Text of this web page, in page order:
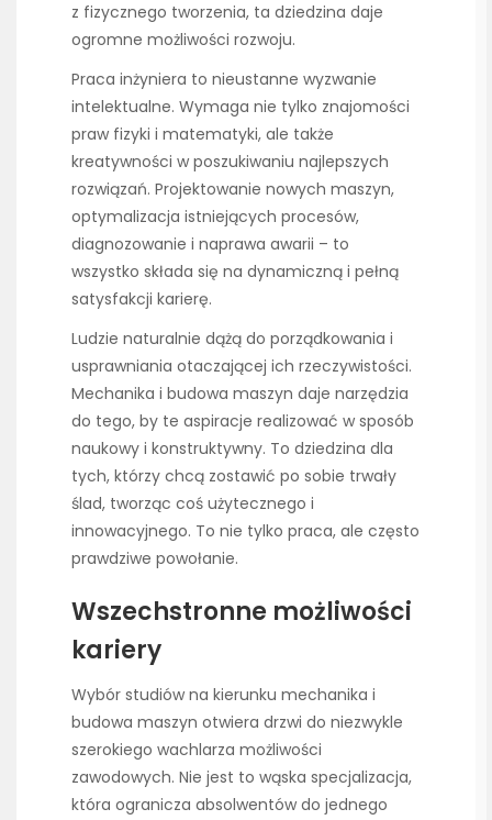
z fizycznego tworzenia, ta dziedzina daje
ogromne możliwości rozwoju.
Praca inżyniera to nieustanne wyzwanie
intelektualne. Wymaga nie tylko znajomości
praw fizyki i matematyki, ale także
kreatywności w poszukiwaniu najlepszych
rozwiązań. Projektowanie nowych maszyn,
optymalizacja istniejących procesów,
diagnozowanie i naprawa awarii – to
wszystko składa się na dynamiczną i pełną
satysfakcji karierę.
Ludzie naturalnie dążą do porządkowania i
usprawniania otaczającej ich rzeczywistości.
Mechanika i budowa maszyn daje narzędzia
do tego, by te aspiracje realizować w sposób
naukowy i konstruktywny. To dziedzina dla
tych, którzy chcą zostawić po sobie trwały
ślad, tworząc coś użytecznego i
innowacyjnego. To nie tylko praca, ale często
prawdziwe powołanie.
Wszechstronne możliwości
kariery
Wybór studiów na kierunku mechanika i
budowa maszyn otwiera drzwi do niezwykle
szerokiego wachlarza możliwości
zawodowych. Nie jest to wąska specjalizacja,
która ogranicza absolwentów do jednego